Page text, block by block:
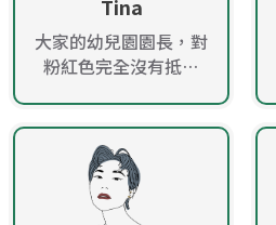
Tina
大家的幼兒園園長，對
粉紅色完全沒有抵抗